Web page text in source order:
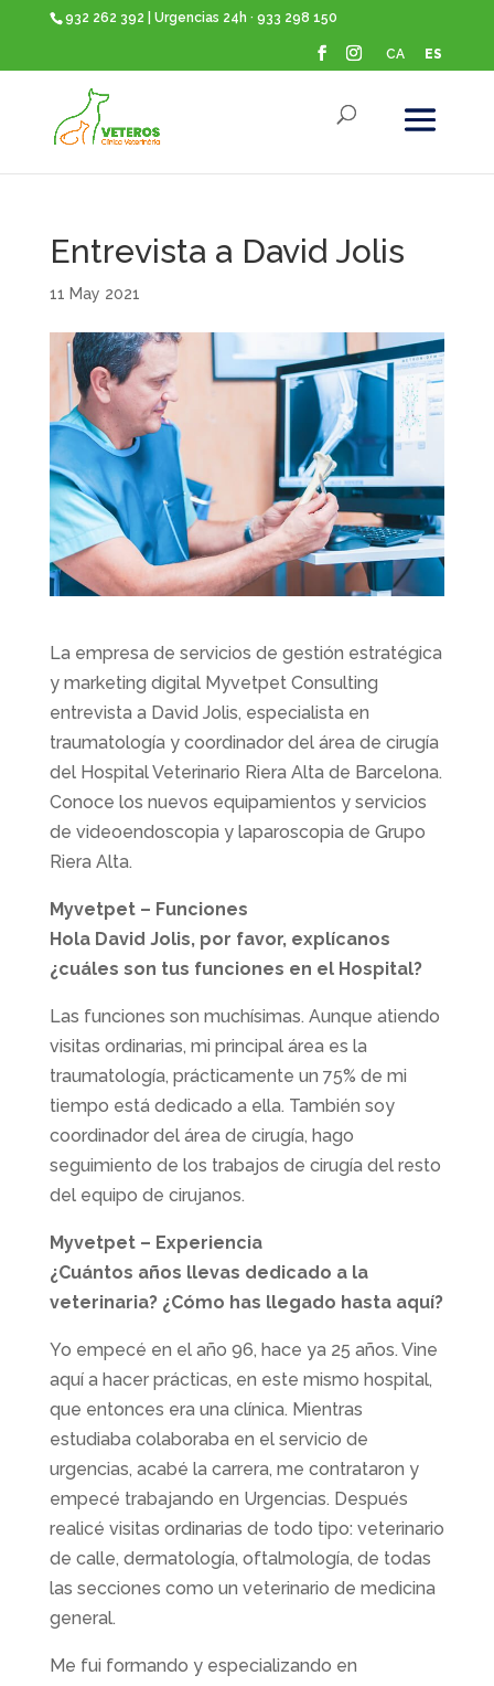
932 262 392 | Urgencias 24h · 933 298 150
CA ES
Entrevista a David Jolis
11 May 2021
La empresa de servicios de gestión estratégica
y marketing digital Myvetpet Consulting
entrevista a David Jolis, especialista en
traumatología y coordinador del área de cirugía
del Hospital Veterinario Riera Alta de Barcelona.
Conoce los nuevos equipamientos y servicios
de videoendoscopia y laparoscopia de Grupo
Riera Alta.
Myvetpet – Funciones
Hola David Jolis, por favor, explícanos
¿cuáles son tus funciones en el Hospital?
Las funciones son muchísimas. Aunque atiendo
visitas ordinarias, mi principal área es la
traumatología, prácticamente un 75% de mi
tiempo está dedicado a ella. También soy
coordinador del área de cirugía, hago
seguimiento de los trabajos de cirugía del resto
del equipo de cirujanos.
Myvetpet – Experiencia
¿Cuántos años llevas dedicado a la
veterinaria? ¿Cómo has llegado hasta aquí?
Yo empecé en el año 96, hace ya 25 años. Vine
aquí a hacer prácticas, en este mismo hospital,
que entonces era una clínica. Mientras
estudiaba colaboraba en el servicio de
urgencias, acabé la carrera, me contrataron y
empecé trabajando en Urgencias. Después
realicé visitas ordinarias de todo tipo: veterinario
de calle, dermatología, oftalmología, de todas
las secciones como un veterinario de medicina
general.
Me fui formando y especializando en